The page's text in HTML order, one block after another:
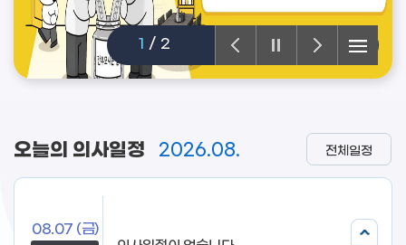
1 / 2
오늘의 의사일정 2026.08.
08.07 (금)
전체일정